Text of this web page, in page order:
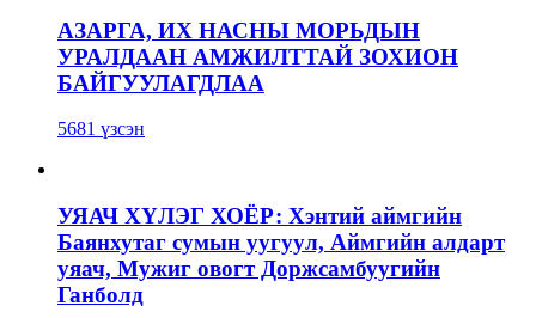
АЗАРГА, ИХ НАСНЫ МОРЬДЫН
УРАЛДААН АМЖИЛТТАЙ ЗОХИОН
БАЙГУУЛАГДЛАА
5681 үзсэн
УЯАЧ ХҮЛЭГ ХОЁР: Хэнтий аймгийн
Баянхутаг сумын уугуул, Аймгийн алдарт
уяач, Мужиг овогт Доржсамбуугийн
Ганболд